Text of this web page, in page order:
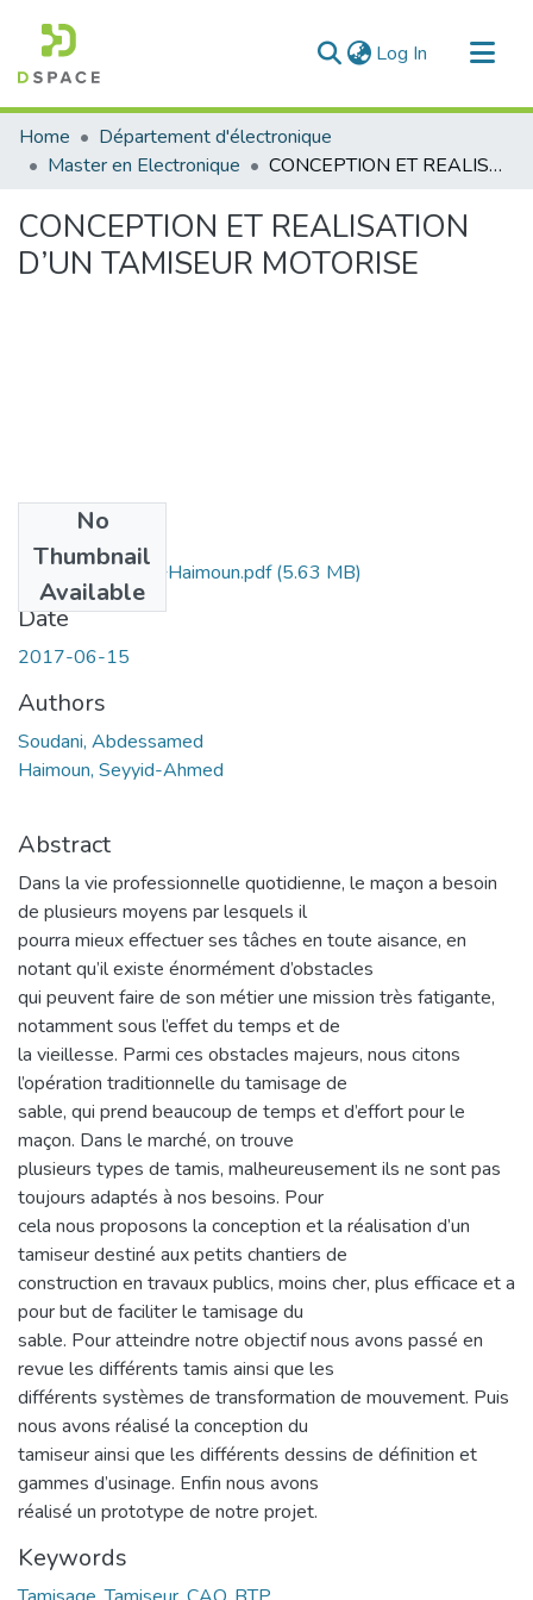
Log In (current)
Communities & Collections
All of DSpace
Home
Département d'électronique
Master en Electronique
CONCEPTION ET REALISATION D’UN TAMISEUR MOTORISE
CONCEPTION ET REALISATION
D’UN TAMISEUR MOTORISE
No
Thumbnail
Available
MS.ELN.Soudani+Haimoun.pdf(5.63 MB)
Date
2017-06-15
Authors
Soudani, Abdessamed
Haimoun, Seyyid-Ahmed
Abstract
Dans la vie professionnelle quotidienne, le maçon a besoin
de plusieurs moyens par lesquels il
pourra mieux effectuer ses tâches en toute aisance, en
notant qu’il existe énormément d’obstacles
qui peuvent faire de son métier une mission très fatigante,
notamment sous l’effet du temps et de
la vieillesse. Parmi ces obstacles majeurs, nous citons
l’opération traditionnelle du tamisage de
sable, qui prend beaucoup de temps et d’effort pour le
maçon. Dans le marché, on trouve
plusieurs types de tamis, malheureusement ils ne sont pas
toujours adaptés à nos besoins. Pour
cela nous proposons la conception et la réalisation d’un
tamiseur destiné aux petits chantiers de
construction en travaux publics, moins cher, plus efficace et a
pour but de faciliter le tamisage du
sable. Pour atteindre notre objectif nous avons passé en
revue les différents tamis ainsi que les
différents systèmes de transformation de mouvement. Puis
nous avons réalisé la conception du
tamiseur ainsi que les différents dessins de définition et
gammes d’usinage. Enfin nous avons
réalisé un prototype de notre projet.
Keywords